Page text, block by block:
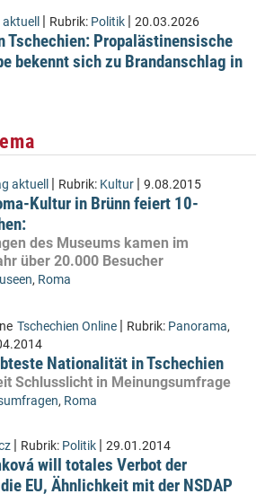
| Rubrik: Politik | 20.03.2026
Tschechien: Propalästinensische
bekennt sich zu Brandanschlag in
aktuell | Rubrik: Kultur | 9.08.2015
Kultur in Brünn feiert 10-
des Museums kamen im
über 20.000 Besucher
, Roma
Tschechien Online | Rubrik: Panorama,
Nationalität in Tschechien
Schlusslicht in Meinungsumfrage
, Roma
| Rubrik: Politik | 29.01.2014
will totales Verbot der
EU, Ähnlichkeit mit der NSDAP